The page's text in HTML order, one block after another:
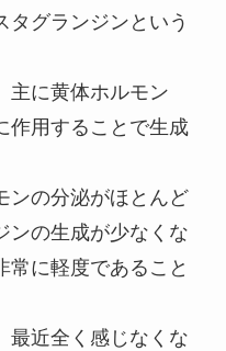
タグランジンという
主に黄体ホルモン
作用することで生成
ンの分泌がほとんど
ンの生成が少なくな
常に軽度であること
最近全く感じなくな